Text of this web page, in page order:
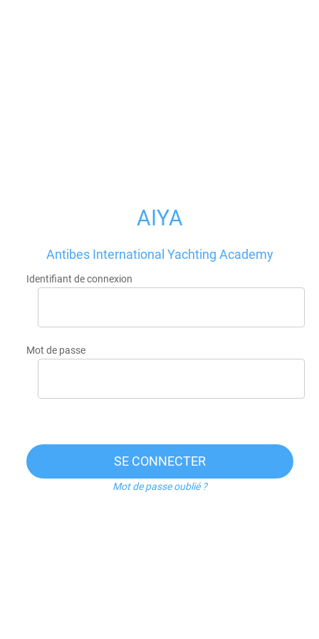
AIYA
Antibes International Yachting Academy
Identifiant de connexion
Mot de passe
SE CONNECTER
Mot de passe oublié ?